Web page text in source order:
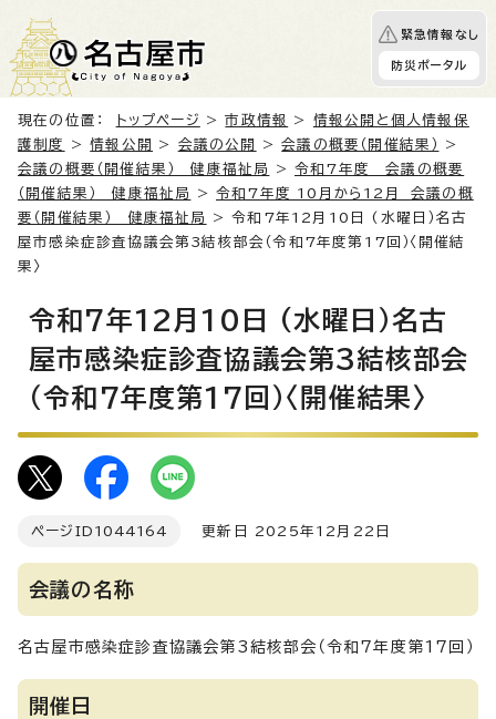
緊急情報なし
防災ポータル
現在の位置： トップページ >市政情報 > 情報公開と個人情報保
護制度
>情報公開 > 会議の公開 >会議の概要（開催結果）
>
会議の概要（開催結果） 健康福祉局
>令和7年度 会議の概要
（開催結果） 健康福祉局
>令和7年度 10月から12月 会議の概
要（開催結果） 健康福祉局
> 令和7年12月10日 (水曜日）名古
屋市感染症診査協議会第3結核部会（令和7年度第17回）〈開催結
果〉
令和7年12月10日 (水曜日）名古
屋市感染症診査協議会第3結核部会
（令和7年度第17回）〈開催結果〉
ページID 1044164 更新日 2025年12月22日
会議の名称
名古屋市感染症診査協議会第3結核部会（令和7年度第17回）
開催日